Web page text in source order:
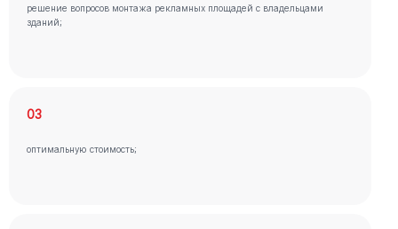
решение вопросов монтажа рекламных площадей с владельцами
зданий;
03
оптимальную стоимость;